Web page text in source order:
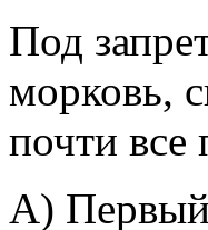
Под
морковь,
почти
А) Первый